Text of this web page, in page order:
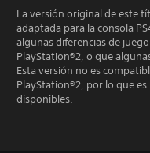
La versión original de este
adaptada para la consola
algunas diferencias de
PlayStation®2, o que
Esta versión no es
PlayStation®2, por lo que
disponibles.